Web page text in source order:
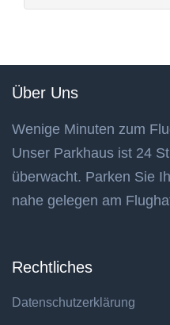
Über Uns
Wenige Minuten zum
Unser Parkhaus ist 24
überwacht. Parken Sie
nahe gelegen am
Rechtliches
Datenschutzerklärung